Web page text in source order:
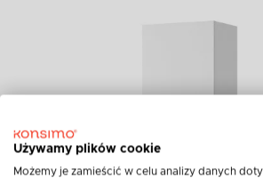
Używamy plików cookie
Możemy je zamieścić w celu analizy danych